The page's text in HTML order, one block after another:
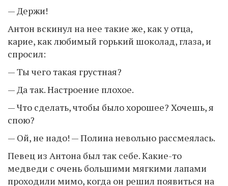
— Держи!
Антон вскинул на нее такие же, как у отца,
карие, как любимый горький шоколад, глаза, и
спросил:
— Ты чего такая грустная?
— Да так. Настроение плохое.
— Что сделать, чтобы было хорошее? Хочешь, я
спою?
— Ой, не надо! — Полина невольно рассмеялась.
Певец из Антона был так себе. Какие-то
медведи с очень большими мягкими лапами
проходили мимо, когда он решил появиться на